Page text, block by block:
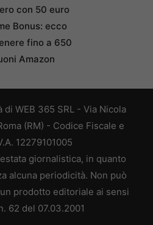
con 50 euro
Bonus: ecco
fino a 650
Amazon
WEB 365 SRL - Via Nicola
(RM) - Codice Fiscale e
12279101005
giornalistica, in quanto
alcuna periodicità. Non può
prodotto editoriale ai sensi
62 del 07.03.2001